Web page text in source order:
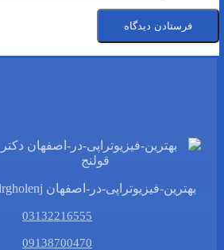
بهترین-فیزیوتراپی-در-اصفهان drgholenj
03132216555
09138700470